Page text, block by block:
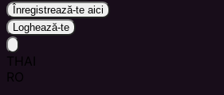
Înregistrează-te aici
Loghează-te
THAI
RO